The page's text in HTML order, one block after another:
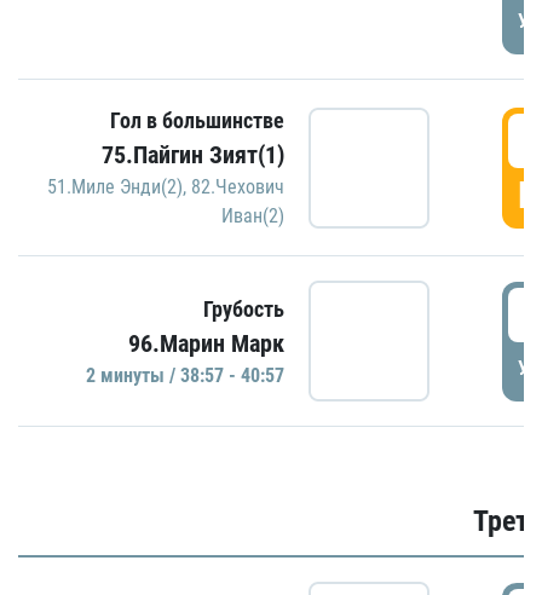
Гол в большинстве
75.Пайгин Зият(1)
51.Миле Энди(2), 82.Чехович
Иван(2)
Грубость
96.Марин Марк
2 минуты / 38:57 - 40:57